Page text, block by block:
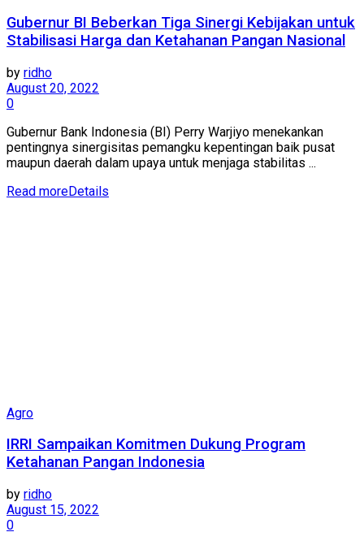
Gubernur BI Beberkan Tiga Sinergi Kebijakan untuk
Stabilisasi Harga dan Ketahanan Pangan Nasional
by ridho
August 20, 2022
0
Gubernur Bank Indonesia (BI) Perry Warjiyo menekankan
pentingnya sinergisitas pemangku kepentingan baik pusat
maupun daerah dalam upaya untuk menjaga stabilitas ...
Read moreDetails
Agro
IRRI Sampaikan Komitmen Dukung Program
Ketahanan Pangan Indonesia
by ridho
August 15, 2022
0